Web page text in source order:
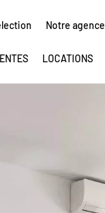
Notre agence
LOCATIONS